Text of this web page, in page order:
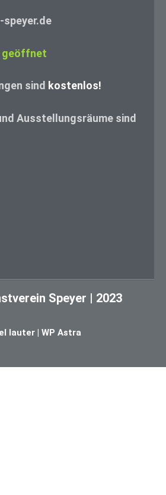
geöffnet
sind kostenlos!
Ausstellungsräume sind
Speyer | 2023
lauter | WP Astra